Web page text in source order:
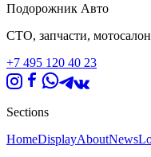
Подорожник Авто
СТО, запчасти,
+7 495 120 40 23
Sections
HomeDisplayAboutNews